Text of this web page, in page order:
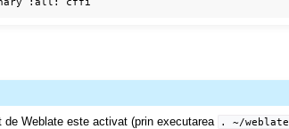
Weblate este activat (prin executarea .
~/